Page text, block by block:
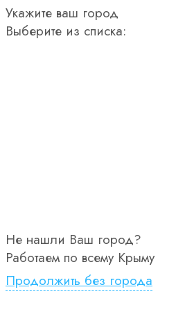
Укажите ваш город
Выберите из списка:
Не нашли Ваш город?
Работаем по всему Крыму
Продолжить без города